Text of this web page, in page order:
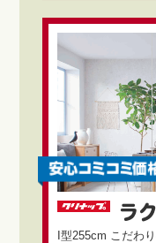
ラ
I型255cm こだわ